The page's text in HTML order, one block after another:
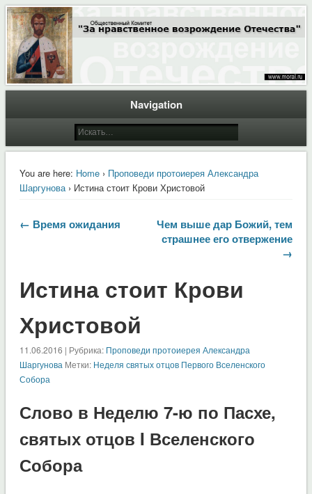
Moral.Ru
Общественный Комитет "За нравственное возрождение Отечества"
Navigation
You are here: Home› Проповеди протоиерея Александра
Шаргунова› Истина стоит Крови Христовой
← Время ожидания
Чем выше дар Божий, тем
страшнее его отвержение
→
Истина стоит Крови
Христовой
11.06.2016 | Рубрика: Проповеди протоиерея Александра
Шаргунова Метки: Неделя святых отцов Первого Вселенского
Собора
Слово в Неделю 7-ю по Пасхе,
святых отцов I Вселенского
Собора